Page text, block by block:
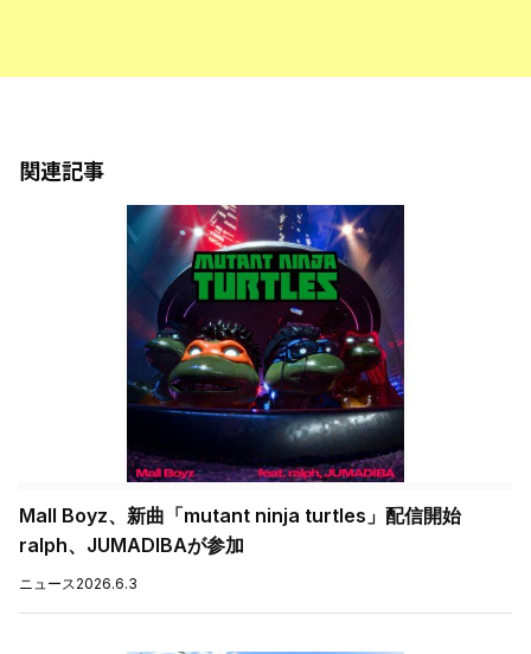
関連記事
Mall Boyz、新曲「mutant ninja turtles」配信開始
ralph、JUMADIBAが参加
ニュース2026.6.3